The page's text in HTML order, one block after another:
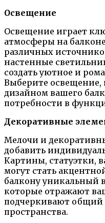
Освещение
Освещение играет
атмосферы на
различных
настенные
создать уютное и
Выберите освещение,
дизайном вашего
потребности в
Декоративные
Мелочи и
добавить
Картины, статуэтки,
могут стать
балкону уникальный
которые отражают
подчеркивают общий
пространства.